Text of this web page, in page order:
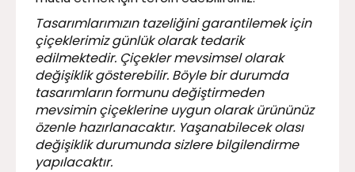
Tasarımlarımızın tazeliğini garantilemek için
çiçeklerimiz günlük olarak tedarik
edilmektedir. Çiçekler mevsimsel olarak
değişiklik gösterebilir. Böyle bir durumda
tasarımların formunu değiştirmeden
mevsimin çiçeklerine uygun olarak ürününüz
özenle hazırlanacaktır. Yaşanabilecek olası
değişiklik durumunda sizlere bilgilendirme
yapılacaktır.